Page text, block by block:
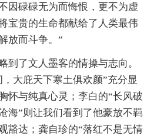
因碌碌无为而悔恨，更不为虚
宝贵的生命都献给了人类最伟
放而斗争。”
到了文人墨客的情操与志向。
大庇天下寒土俱欢颜”充分显
怀与纯真心灵；李白的“长风破
海”则让我们看到了他豪放不羁
豁达；龚自珍的“落红不是无情